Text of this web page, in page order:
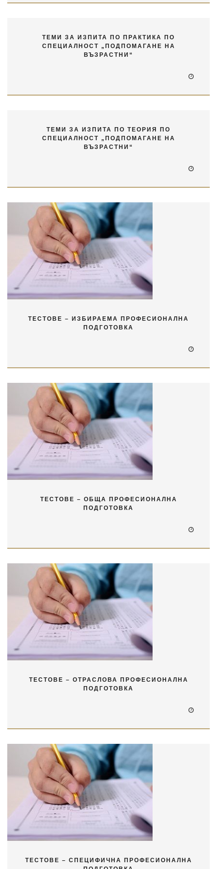
ТЕМИ ЗА ИЗПИТА ПО ПРАКТИКА ПО
СПЕЦИАЛНОСТ „ПОДПОМАГАНЕ НА
ВЪЗРАСТНИ“
ТЕМИ ЗА ИЗПИТА ПО ТЕОРИЯ ПО
СПЕЦИАЛНОСТ „ПОДПОМАГАНЕ НА
ВЪЗРАСТНИ“
ТЕСТОВЕ – ИЗБИРАЕМА ПРОФЕСИОНАЛНА
ПОДГОТОВКА
ТЕСТОВЕ – ОБЩА ПРОФЕСИОНАЛНА
ПОДГОТОВКА
ТЕСТОВЕ – ОТРАСЛОВА ПРОФЕСИОНАЛНА
ПОДГОТОВКА
ТЕСТОВЕ – СПЕЦИФИЧНА ПРОФЕСИОНАЛНА